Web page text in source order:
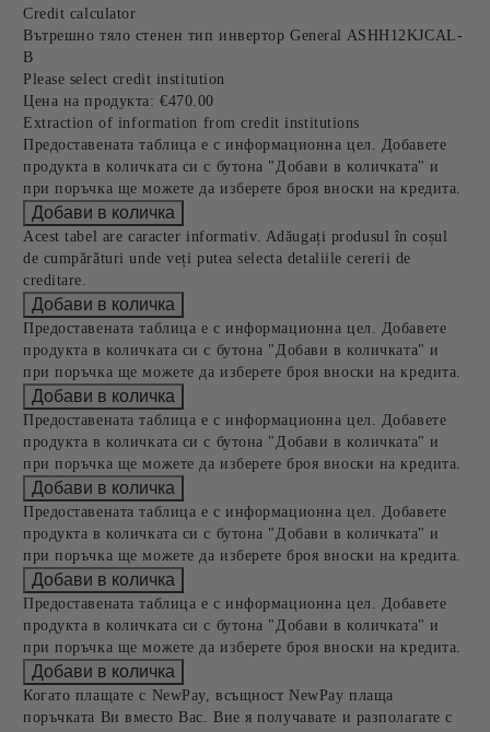
Credit calculator
Вътрешно тяло стенен тип инвертор General ASHH12KJCAL-
B
Please select credit institution
Цена на продукта: €470.00
Extraction of information from credit institutions
Предоставената таблица е с информационна цел. Добавете
продукта в количката си с бутона "Добави в количката" и
при поръчка ще можете да изберете броя вноски на кредита.
Acest tabel are caracter informativ. Adăugați produsul în coșul
de cumpărături unde veți putea selecta detaliile cererii de
creditare.
Предоставената таблица е с информационна цел. Добавете
продукта в количката си с бутона "Добави в количката" и
при поръчка ще можете да изберете броя вноски на кредита.
Предоставената таблица е с информационна цел. Добавете
продукта в количката си с бутона "Добави в количката" и
при поръчка ще можете да изберете броя вноски на кредита.
Предоставената таблица е с информационна цел. Добавете
продукта в количката си с бутона "Добави в количката" и
при поръчка ще можете да изберете броя вноски на кредита.
Предоставената таблица е с информационна цел. Добавете
продукта в количката си с бутона "Добави в количката" и
при поръчка ще можете да изберете броя вноски на кредита.
Когато плащате с NewPay, всъщност NewPay плаща
поръчката Ви вместо Вас. Вие я получавате и разполагате с